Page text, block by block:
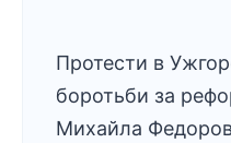
Протести в
боротьби за
Михайла